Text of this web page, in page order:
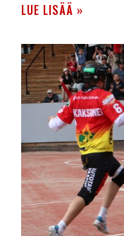
LUE LISÄÄ »